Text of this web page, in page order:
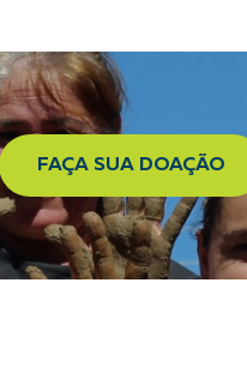
FAÇA SUA DOAÇÃO